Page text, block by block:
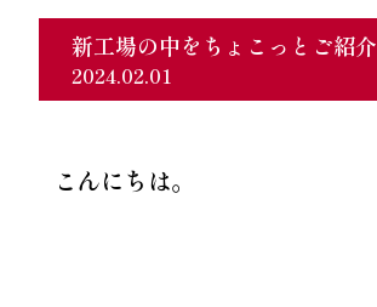
新工場の中をちょこっとご紹介
2024.02.01
こんにちは。